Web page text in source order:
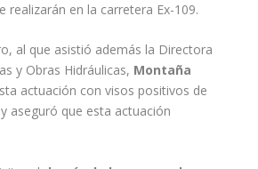
realizarán en la carretera Ex-109.
al que asistió además la Directora
y Obras Hidráulicas, Montaña
actuación con visos positivos de
aseguró que esta actuación